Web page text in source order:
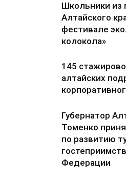
Школьники из
Алтайского
фестивале
колокола»
145
алтайских
Губернатор
Томенко
по развитию
Федерации